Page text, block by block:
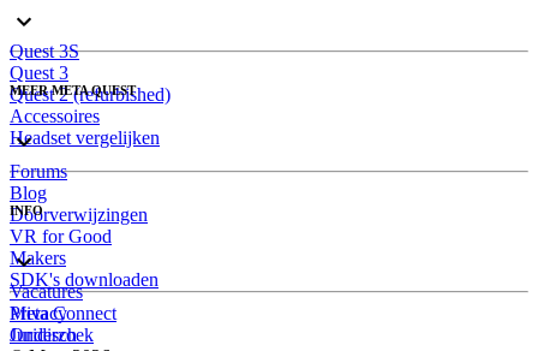
Quest 3S
Quest 3
Quest 2 (refurbished)
Accessoires
Headset vergelijken
MEER META QUEST
Forums
Blog
Doorverwijzingen
VR for Good
Makers
SDK's downloaden
INFO
Vacatures
Meta Connect
Onderzoek
Privacy
Juridisch